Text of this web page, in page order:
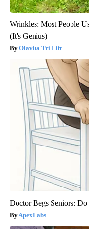
Wrinkles: Most People
(It's Genius)
Olavita Tri Lift
Doctor Begs Seniors:
ApexLabs